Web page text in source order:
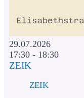
29.07.2026
17:30 - 18:30
ZEIK
ZEIK